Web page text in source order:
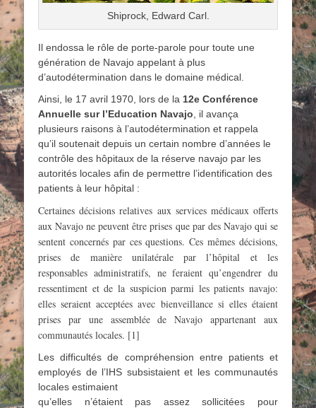
Shiprock, Edward Carl.
Il endossa le rôle de porte-parole pour toute une
génération de Navajo appelant à plus
d’autodétermination dans le domaine médical.
Ainsi, le 17 avril 1970, lors de la 12e Conférence
Annuelle sur l’Education Navajo , il avança
plusieurs raisons à l’autodétermination et rappela
qu’il soutenait depuis un certain nombre d’années le
contrôle des hôpitaux de la réserve navajo par les
autorités locales afin de permettre l’identification des
patients à leur hôpital :
Certaines décisions relatives aux services médicaux offerts
aux Navajo ne peuvent être prises que par des Navajo qui se
sentent concernés par ces questions. Ces mêmes décisions,
prises de manière unilatérale par l’hôpital et les
responsables administratifs, ne feraient qu’engendrer du
ressentiment et de la suspicion parmi les patients navajo:
elles seraient acceptées avec bienveillance si elles étaient
prises par une assemblée de Navajo appartenant aux
communautés locales. [1]
Les difficultés de compréhension entre patients et
employés de l’IHS subsistaient et les communautés
locales estimaient
qu’elles n’étaient pas assez sollicitées pour